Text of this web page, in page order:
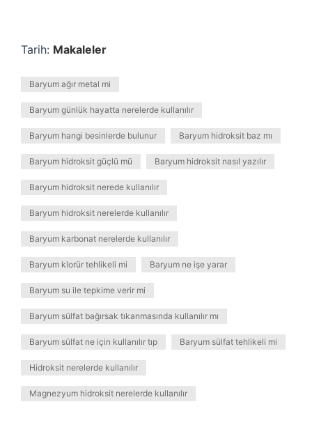
Tarih: Makaleler
Baryum ağır metal mi
Baryum günlük hayatta nerelerde kullanılır
Baryum hangi besinlerde bulunur Baryum hidroksit baz mı
Baryum hidroksit güçlü mü Baryum hidroksit nasıl yazılır
Baryum hidroksit nerede kullanılır
Baryum hidroksit nerelerde kullanılır
Baryum karbonat nerelerde kullanılır
Baryum klorür tehlikeli mi Baryum ne işe yarar
Baryum su ile tepkime verir mi
Baryum sülfat bağırsak tıkanmasında kullanılır mı
Baryum sülfat ne için kullanılır tıp Baryum sülfat tehlikeli mi
Hidroksit nerelerde kullanılır
Magnezyum hidroksit nerelerde kullanılır